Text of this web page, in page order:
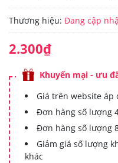
Thương hiệu: Đang cập
2.300₫
Khuyến mại - ưu
Giá trên website áp
Đơn hàng số lượng
Đơn hàng số lượng
Giảm giá số lượng
khác